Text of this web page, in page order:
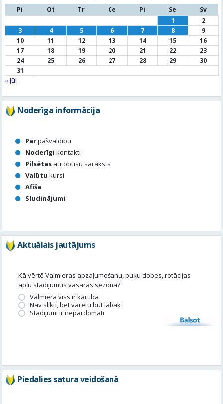
Pi Ot Tr Ce Pi Se
Sv
1
2
3
4 5 6 7 8
9
10
11 12 13 14 15
16
17
18 19 20 21 22
23
24
25 26 27 28 29
30
31
« Jūl
Noderīga informācija
Parpašvaldību
Noderīgi kontakti
Pilsētas autobusu saraksts
Valūtu kursi
Afiša
Sludinājumi
Aktuālais jautājums
Kā vērtē Valmieras apzaļumošanu, puķu dobes, rotācijas
apļu stādījumus vasaras sezonā?
Valmierā viss ir kārtībā
Nav slikti, bet varētu būt labāk
Stādījumi ir nepārdomāti
Balsot
Piedalies satura veidošanā